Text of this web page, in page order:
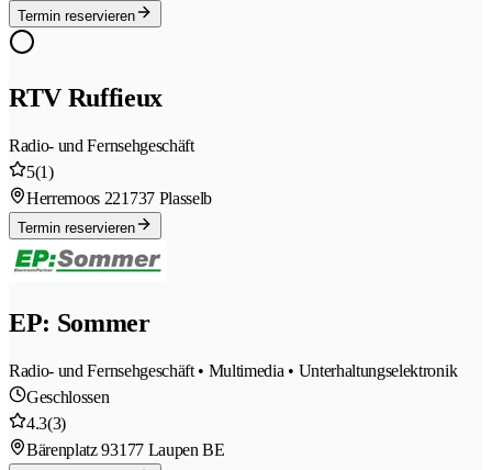
Termin reservieren
RTV Ruffieux
Radio- und Fernsehgeschäft
5(1)
Herremoos 221737 Plasselb
Termin reservieren
EP: Sommer
Radio- und Fernsehgeschäft • Multimedia • Unterhaltungselektronik
Geschlossen
4.3(3)
Bärenplatz 93177 Laupen BE